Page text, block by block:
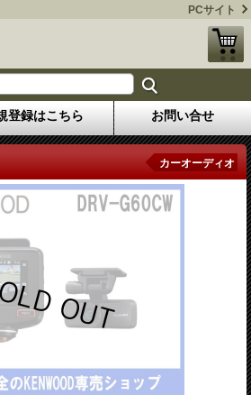
PCサイト
登録はこちら お問い合せ
カーオーディオ